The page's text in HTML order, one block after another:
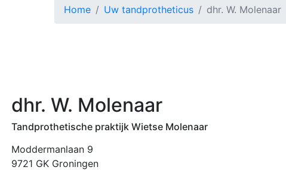
Home Uw tandprotheticus dhr. W. Molenaar
dhr. W. Molenaar
Tandprothetische praktijk Wietse Molenaar
Moddermanlaan 9
9721 GK Groningen